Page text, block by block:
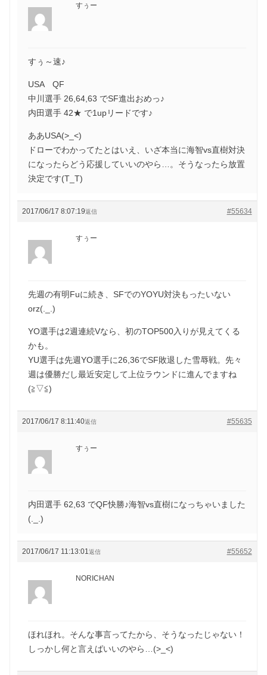
すぅー
すぅ～速♪
USA QF
中川選手 26,64,63 でSF進出おめっ♪
内田選手 42★ で1upリードです♪
ああUSA(>_<)
ドローでわかってたとはいえ、いざ本当に海智vs直樹対決
になったらどう応援していいのやら…。そうなったら放置
決定です(T_T)
2017/06/17 8:07:19 #55634
返信
すぅー
先週の有明Fuに続き、SFでのYOYU対決もったいない
orz(._.)
YO選手は2週連続Vなら、初のTOP500入りが見えてくる
かも。
YU選手は先週YO選手に26,36でSF敗退した雪辱戦。先々
週は優勝だし最近安定して上位ラウンドに進んでますね
(≧▽≦)
2017/06/17 8:11:40 #55635
返信
すぅー
内田選手 62,63 でQF快勝♪海智vs直樹になっちゃいました
(._.)
2017/06/17 11:13:01 #55652
返信
NORICHAN
ほれほれ。そんな事言ってたから、そうなったじゃない！
しっかし何と言えばいいのやら…(>_<)